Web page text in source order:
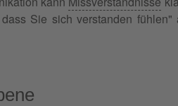
Sie sich verstanden fühlen"